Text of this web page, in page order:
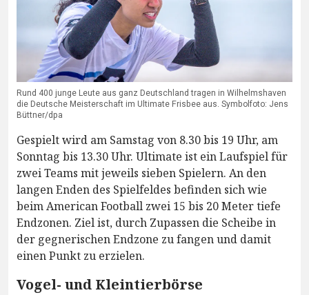
Rund 400 junge Leute aus ganz Deutschland tragen in Wilhelmshaven
die Deutsche Meisterschaft im Ultimate Frisbee aus. Symbolfoto: Jens
Büttner/dpa
Gespielt wird am Samstag von 8.30 bis 19 Uhr, am
Sonntag bis 13.30 Uhr. Ultimate ist ein Laufspiel für
zwei Teams mit jeweils sieben Spielern. An den
langen Enden des Spielfeldes befinden sich wie
beim American Football zwei 15 bis 20 Meter tiefe
Endzonen. Ziel ist, durch Zupassen die Scheibe in
der gegnerischen Endzone zu fangen und damit
einen Punkt zu erzielen.
Vogel- und Kleintierbörse